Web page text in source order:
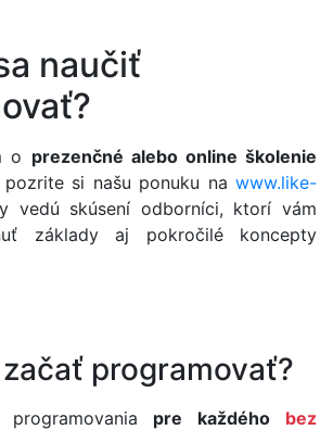
naučiť
o prezenčné alebo online školenie
pozrite si našu ponuku na www.like-
vedú skúsení odborníci, ktorí vám
základy aj pokročilé koncepty
programovať?
pre každého
bez